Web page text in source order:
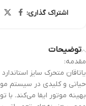
اشتراک گذاری:
توضیحات
مقدمه:
حیاتی و کلیدی در سیستم
بهینه موتور ایفا می‌کند. با